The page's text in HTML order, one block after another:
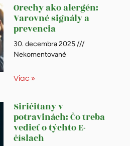
Orechy ako alergén:
Varovné signály a
prevencia
30. decembra 2025
Nekomentované
Viac »
Siričitany v
potravinách: Čo treba
vedieť o týchto E-
číslach